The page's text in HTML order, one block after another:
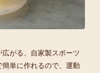
広がる、自家製スポーツ
簡単に作れるので、運動